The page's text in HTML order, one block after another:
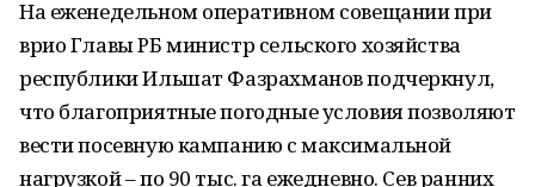
На еженедельном оперативном совещании при
врио Главы РБ министр сельского хозяйства
республики Ильшат Фазрахманов подчеркнул,
что благоприятные погодные условия позволяют
вести посевную кампанию с максимальной
нагрузкой – по 90 тыс. га ежедневно. Сев ранних